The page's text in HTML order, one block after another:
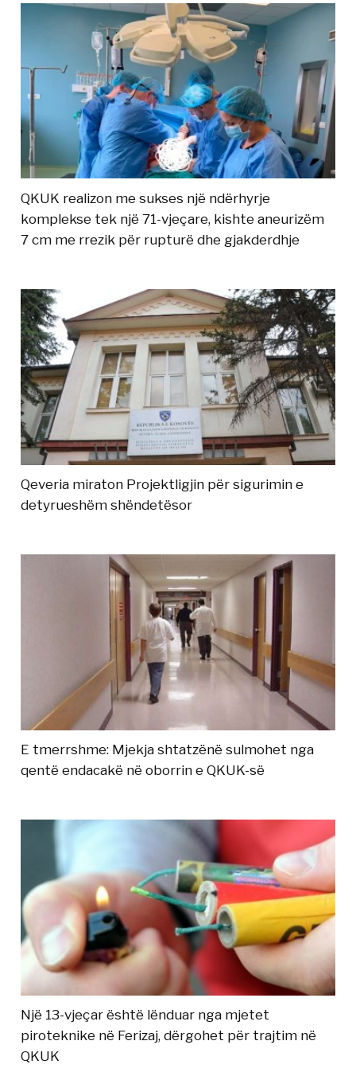
QKUK realizon me sukses një ndërhyrje
komplekse tek një 71-vjeçare, kishte aneurizëm
7 cm me rrezik për rupturë dhe gjakderdhje
Qeveria miraton Projektligjin për sigurimin e
detyrueshëm shëndetësor
E tmerrshme: Mjekja shtatzënë sulmohet nga
qentë endacakë në oborrin e QKUK-së
Një 13-vjeçar është lënduar nga mjetet
piroteknike në Ferizaj, dërgohet për trajtim në
QKUK